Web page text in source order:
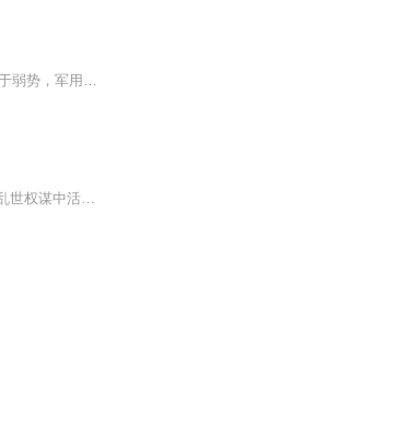
【内容简介】本故事发生在1941年抗战时期的上海，太平洋战争已经拉开序幕，正式爆发，日军逐渐趋于弱势，军用物资，后勤补给也愈加严重。 身为特工队长的黎安带着亲妹妹黎雪及另两名成员杜琴烟，陆之含等人暂时潜伏于上海，收集情报。【社群福利】2024熊猫...
顶尖特工丫寰执行任务陨落，一朝穿成备受欺凌的落魄庶女。凭格斗谋略周旋深宅朝堂，步步破局，于乱世权谋中活出独属于自己的锋芒人生